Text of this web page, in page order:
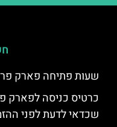
שעות פתיחה פארק
כרטיס כניסה לפארק
שכדאי לדעת לפני